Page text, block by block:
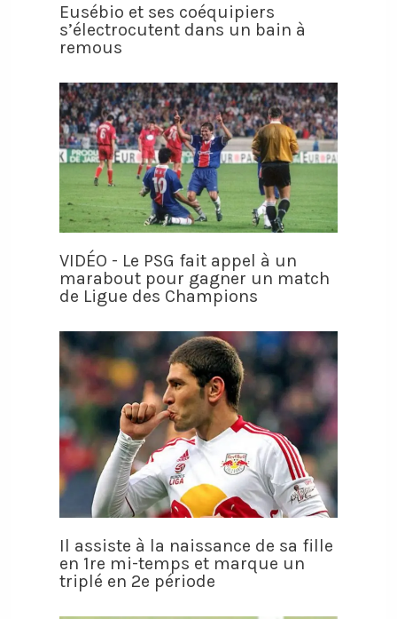
Eusébio et ses coéquipiers
s’électrocutent dans un bain à
remous
VIDÉO - Le PSG fait appel à un
marabout pour gagner un match
de Ligue des Champions
Il assiste à la naissance de sa fille
en 1re mi-temps et marque un
triplé en 2e période